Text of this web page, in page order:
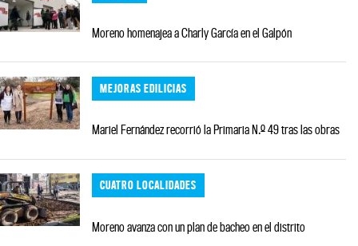
Moreno homenajea a Charly García en el Galpón
MEJORAS EDILICIAS
Mariel Fernández recorrió la Primaria N.º 49 tras las obras
CUATRO LOCALIDADES
Moreno avanza con un plan de bacheo en el distrito